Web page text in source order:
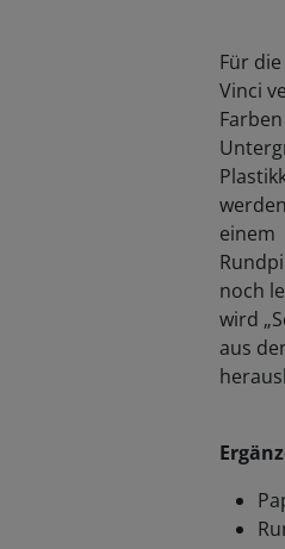
Für
Vinci
einem
noch
wird
aus